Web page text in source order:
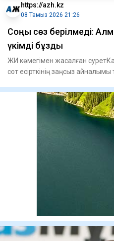
https://azh.kz
08 Тамыз 2026 21:26
​Соңғы сөз берілмеді:
үкімді бұзды
ЖИ көмегімен жасалған
сот есірткінің заңсыз